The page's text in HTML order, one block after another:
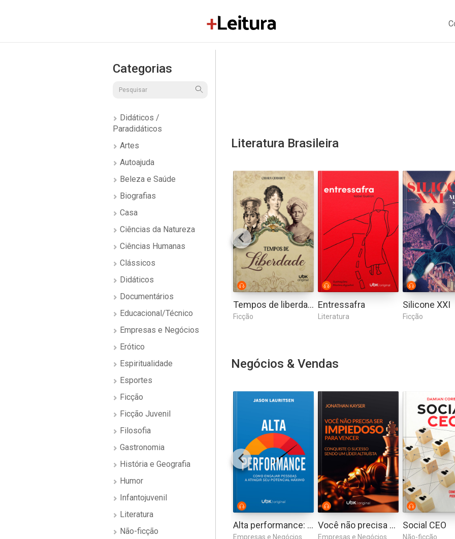
Categorias
Didáticos /
Paradidáticos
Artes
Autoajuda
Beleza e Saúde
Biografias
Casa
Ciências da Natureza
Ciências Humanas
Clássicos
Didáticos
Documentários
Educacional/Técnico
Empresas e Negócios
Erótico
Espiritualidade
Esportes
Ficção
Ficção Juvenil
Filosofia
Gastronomia
História e Geografia
Humor
Infantojuvenil
Literatura
Não-ficção
Literatura Brasileira
Tempos de liberdade
Ficção
Entressafra
Literatura
Silicone XXI
Ficção
Negócios & Vendas
Alta performance: como engajar pessoas a atingir seu potencial máximo
Empresas e Negócios
Você não precisa ser impiedoso para vencer! Conquiste o sucesso sendo um líder altruísta
Empresas e Negócios
Social CEO
Não-ficção